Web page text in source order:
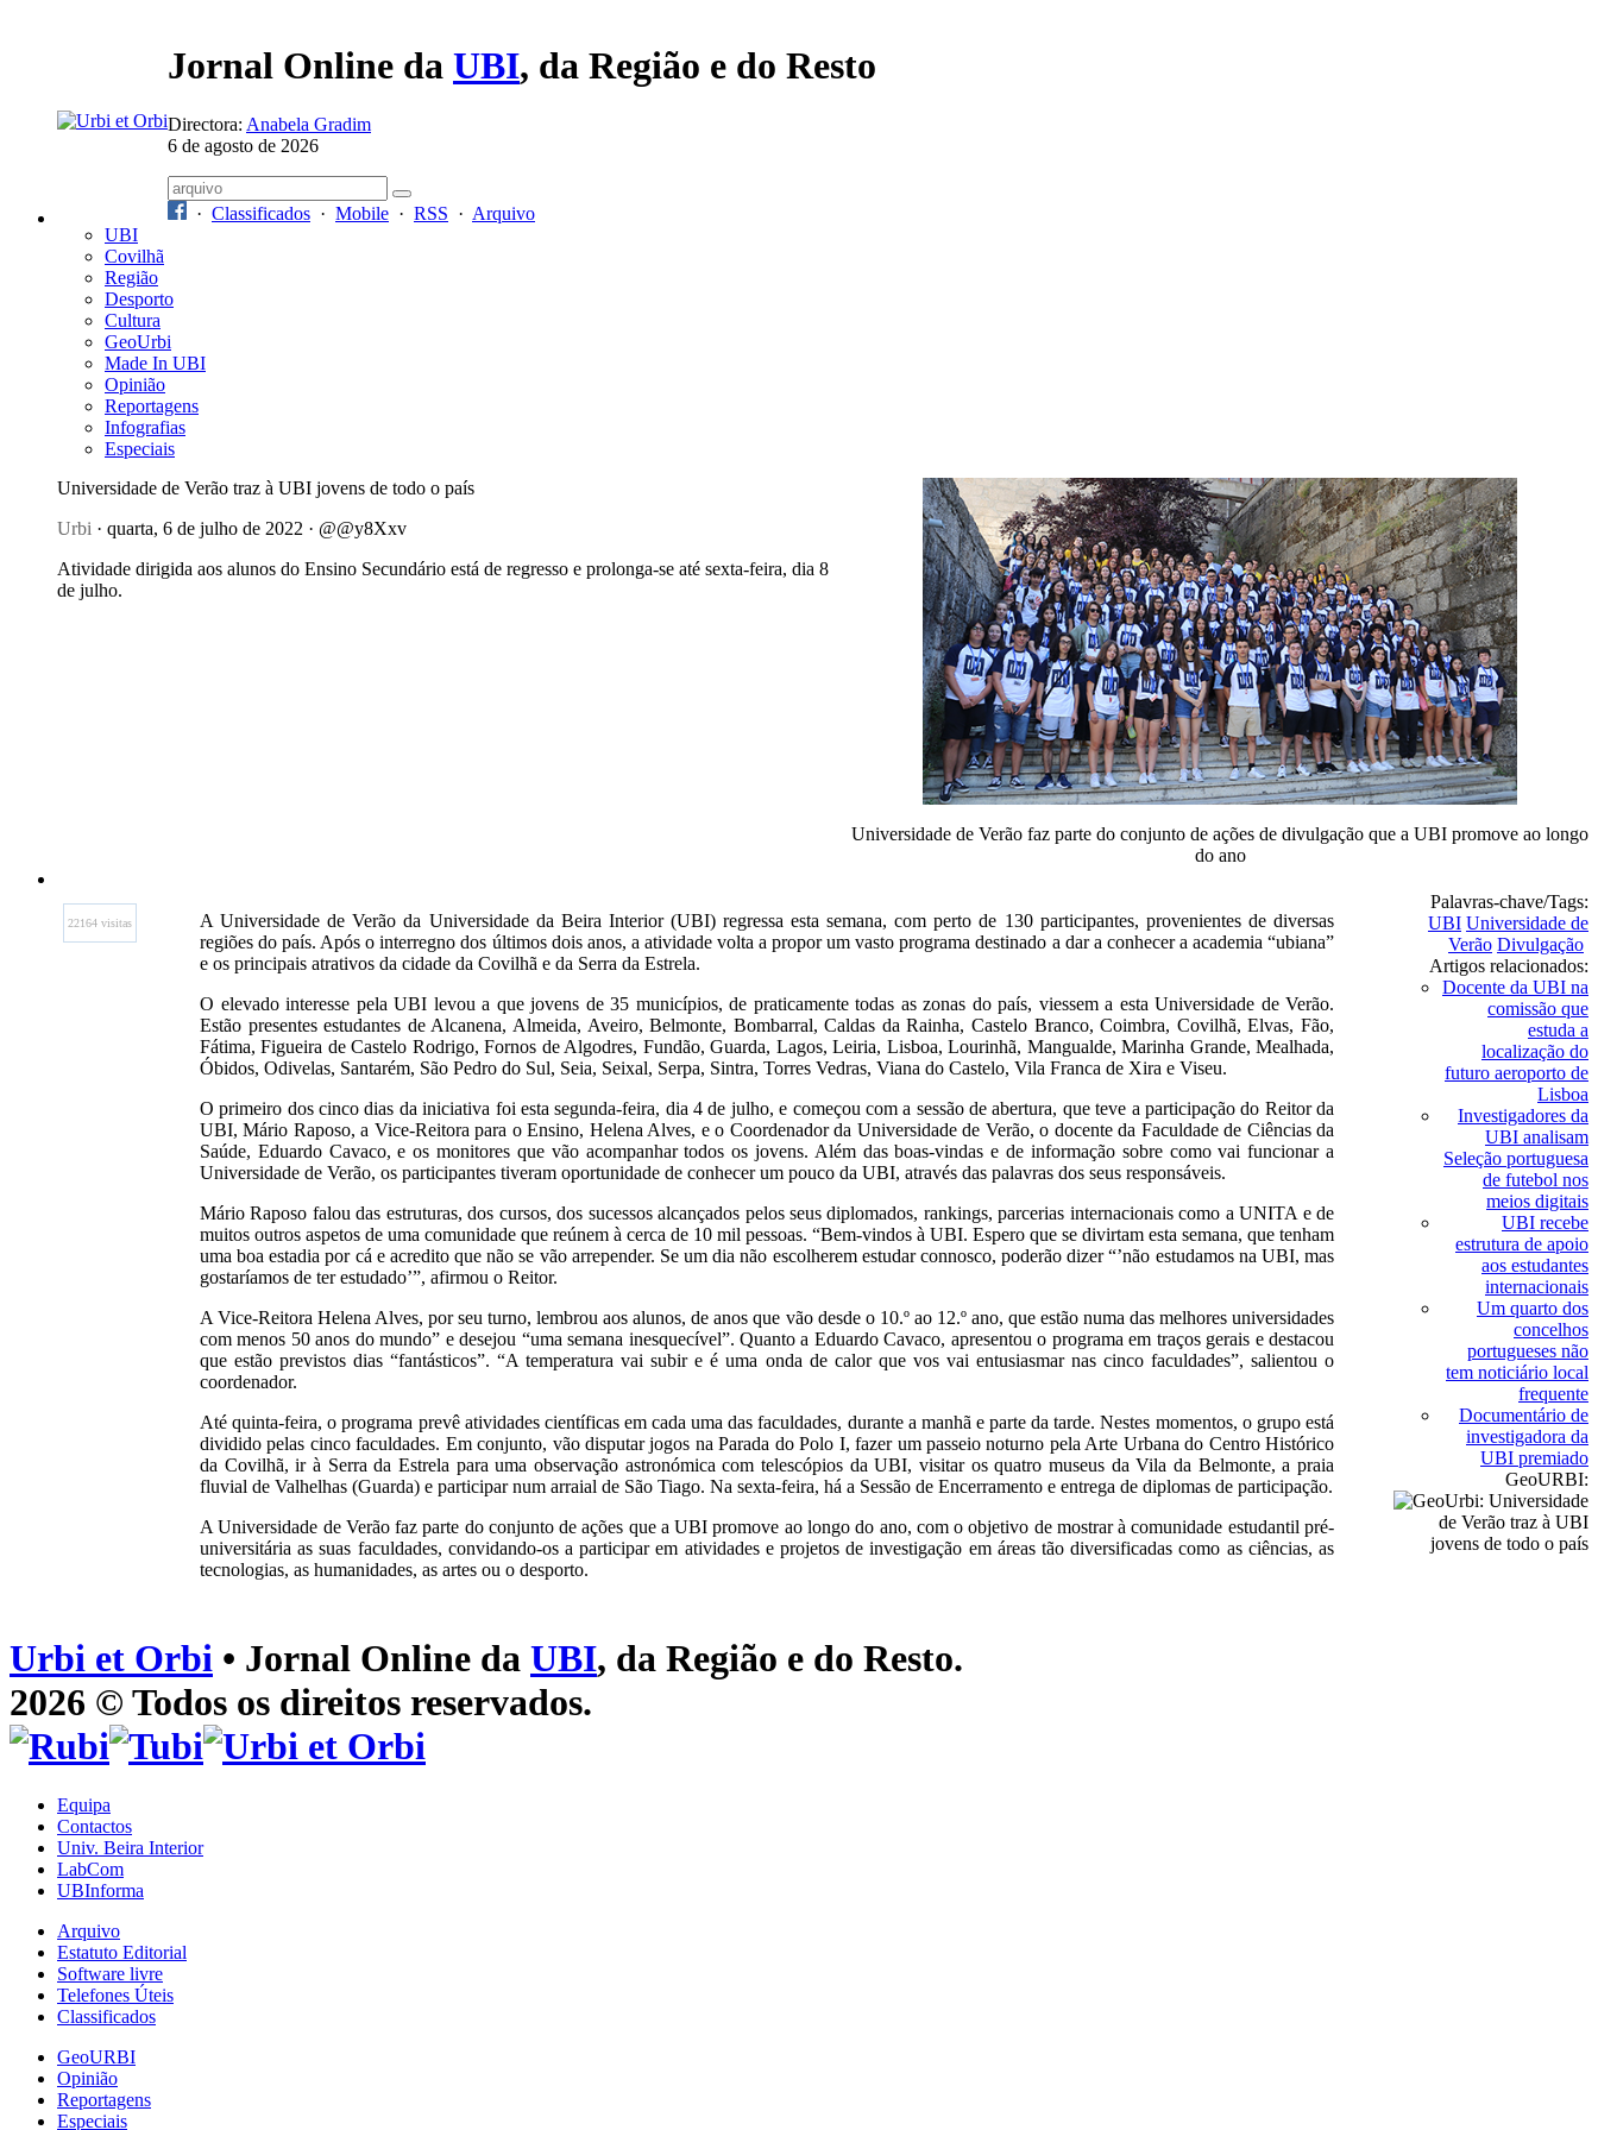
Jornal Online da UBI, da Região e do Resto
Directora: Anabela Gradim
6 de agosto de 2026
· Classificados · Mobile · RSS · Arquivo
UBI
Covilhã
Região
Desporto
Cultura
GeoUrbi
Made In UBI
Opinião
Reportagens
Infografias
Especiais
Universidade de Verão traz à UBI jovens de todo o país
Urbi · quarta, 6 de julho de 2022 · @@y8Xxv
Atividade dirigida aos alunos do Ensino Secundário está de regresso e prolonga-se até sexta-feira, dia 8
de julho.
Universidade de Verão faz parte do conjunto de ações de divulgação que a UBI promove ao longo
do ano
22164 visitas
A Universidade de Verão da Universidade da Beira Interior (UBI) regressa esta semana, com perto de 130 participantes, provenientes de diversas
regiões do país. Após o interregno dos últimos dois anos, a atividade volta a propor um vasto programa destinado a dar a conhecer a academia “ubiana”
e os principais atrativos da cidade da Covilhã e da Serra da Estrela.
O elevado interesse pela UBI levou a que jovens de 35 municípios, de praticamente todas as zonas do país, viessem a esta Universidade de Verão.
Estão presentes estudantes de Alcanena, Almeida, Aveiro, Belmonte, Bombarral, Caldas da Rainha, Castelo Branco, Coimbra, Covilhã, Elvas, Fão,
Fátima, Figueira de Castelo Rodrigo, Fornos de Algodres, Fundão, Guarda, Lagos, Leiria, Lisboa, Lourinhã, Mangualde, Marinha Grande, Mealhada,
Óbidos, Odivelas, Santarém, São Pedro do Sul, Seia, Seixal, Serpa, Sintra, Torres Vedras, Viana do Castelo, Vila Franca de Xira e Viseu.
O primeiro dos cinco dias da iniciativa foi esta segunda-feira, dia 4 de julho, e começou com a sessão de abertura, que teve a participação do Reitor da
UBI, Mário Raposo, a Vice-Reitora para o Ensino, Helena Alves, e o Coordenador da Universidade de Verão, o docente da Faculdade de Ciências da
Saúde, Eduardo Cavaco, e os monitores que vão acompanhar todos os jovens. Além das boas-vindas e de informação sobre como vai funcionar a
Universidade de Verão, os participantes tiveram oportunidade de conhecer um pouco da UBI, através das palavras dos seus responsáveis.
Mário Raposo falou das estruturas, dos cursos, dos sucessos alcançados pelos seus diplomados, rankings, parcerias internacionais como a UNITA e de
muitos outros aspetos de uma comunidade que reúnem à cerca de 10 mil pessoas. “Bem-vindos à UBI. Espero que se divirtam esta semana, que tenham
uma boa estadia por cá e acredito que não se vão arrepender. Se um dia não escolherem estudar connosco, poderão dizer “’não estudamos na UBI, mas
gostaríamos de ter estudado’”, afirmou o Reitor.
A Vice-Reitora Helena Alves, por seu turno, lembrou aos alunos, de anos que vão desde o 10.º ao 12.º ano, que estão numa das melhores universidades
com menos 50 anos do mundo” e desejou “uma semana inesquecível”. Quanto a Eduardo Cavaco, apresentou o programa em traços gerais e destacou
que estão previstos dias “fantásticos”. “A temperatura vai subir e é uma onda de calor que vos vai entusiasmar nas cinco faculdades”, salientou o
coordenador.
Até quinta-feira, o programa prevê atividades científicas em cada uma das faculdades, durante a manhã e parte da tarde. Nestes momentos, o grupo está
dividido pelas cinco faculdades. Em conjunto, vão disputar jogos na Parada do Polo I, fazer um passeio noturno pela Arte Urbana do Centro Histórico
da Covilhã, ir à Serra da Estrela para uma observação astronómica com telescópios da UBI, visitar os quatro museus da Vila da Belmonte, a praia
fluvial de Valhelhas (Guarda) e participar num arraial de São Tiago. Na sexta-feira, há a Sessão de Encerramento e entrega de diplomas de participação.
A Universidade de Verão faz parte do conjunto de ações que a UBI promove ao longo do ano, com o objetivo de mostrar à comunidade estudantil pré-
universitária as suas faculdades, convidando-os a participar em atividades e projetos de investigação em áreas tão diversificadas como as ciências, as
tecnologias, as humanidades, as artes ou o desporto.
Palavras-chave/Tags:
UBI Universidade de
Verão Divulgação
Artigos relacionados:
Docente da UBI na
comissão que
estuda a
localização do
futuro aeroporto de
Lisboa
Investigadores da
UBI analisam
Seleção portuguesa
de futebol nos
meios digitais
UBI recebe
estrutura de apoio
aos estudantes
internacionais
Um quarto dos
concelhos
portugueses não
tem noticiário local
frequente
Documentário de
investigadora da
UBI premiado
GeoURBI:
Urbi et Orbi • Jornal Online da UBI, da Região e do Resto.
2026 © Todos os direitos reservados.
Equipa
Contactos
Univ. Beira Interior
LabCom
UBInforma
Arquivo
Estatuto Editorial
Software livre
Telefones Úteis
Classificados
GeoURBI
Opinião
Reportagens
Especiais